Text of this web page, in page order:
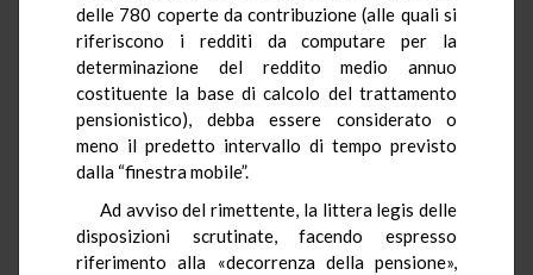
delle 780 coperte da contribuzione (alle quali si
riferiscono i redditi da computare per la
determinazione del reddito medio annuo
costituente la base di calcolo del trattamento
pensionistico), debba essere considerato o
meno il predetto intervallo di tempo previsto
dalla “finestra mobile”.
Ad avviso del rimettente, la littera legis delle
disposizioni scrutinate, facendo espresso
riferimento alla «decorrenza della pensione»,